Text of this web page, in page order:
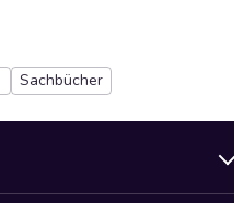
Sachbücher